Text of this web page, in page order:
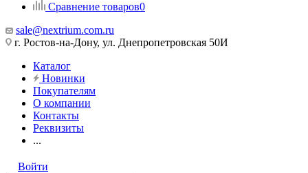
Сравнение товаров0
sale@nextrium.com.ru
г. Ростов-на-Дону, ул. Днепропетровская 50И
Каталог
Новинки
Покупателям
О компании
Контакты
Реквизиты
...
Войти